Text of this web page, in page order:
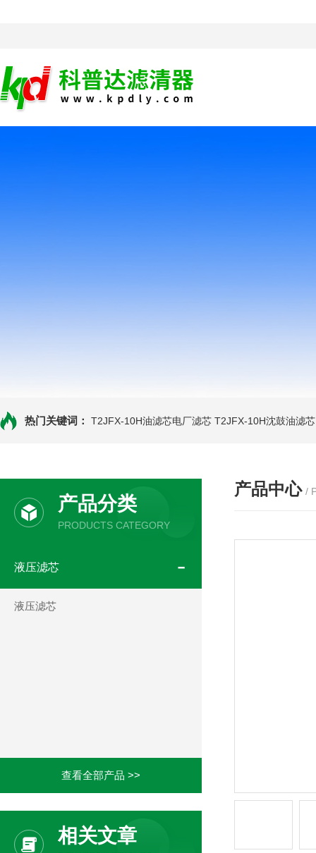
热门关键词： T2JFX-10H油滤芯电厂滤芯 T2JFX-10H沈鼓油滤芯
产品分类
PRODUCTS CATEGORY
液压滤芯
液压滤芯
查看全部产品 >>
相关文章
产品中心 /